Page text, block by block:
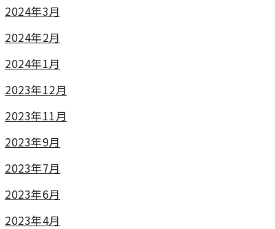
2024年3月
2024年2月
2024年1月
2023年12月
2023年11月
2023年9月
2023年7月
2023年6月
2023年4月